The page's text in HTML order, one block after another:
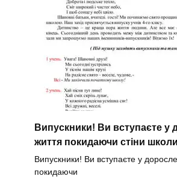
Випускники! Ви вступаєте у
життя покидаючи стіни школи
Випускники! Ви вступаєте у доросле
покидаючи